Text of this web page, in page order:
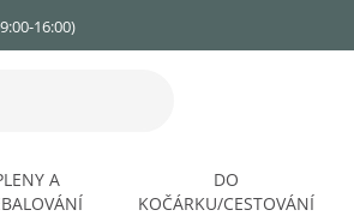
16:00)
A
DO
KOČÁRKU/CESTOVÁNÍ